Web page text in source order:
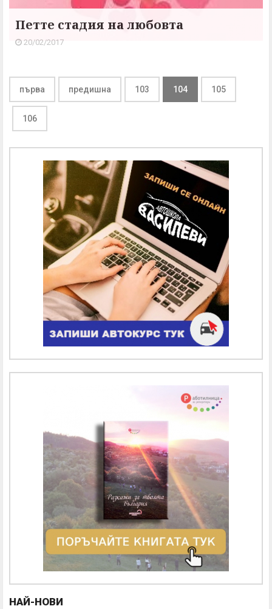
Петте стадия на любовта
20/02/2017
първа предишна 103 104 105
106
НАЙ-НОВИ